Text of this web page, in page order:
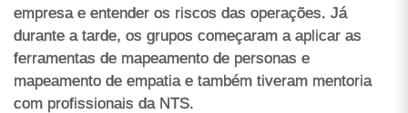
empresa e entender os riscos das operações. Já
durante a tarde, os grupos começaram a aplicar as
ferramentas de mapeamento de personas e
mapeamento de empatia e também tiveram mentoria
com profissionais da NTS.